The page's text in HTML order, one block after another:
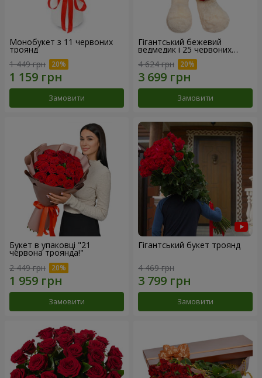
Монобукет з 11 червоних
троянд
1 449 грн
Замовити
Гігантський бежевий
ведмедик і 25 червоних
троянд
4 624 грн
Замовити
Букет в упаковці "21
червона троянда!"
2 449 грн
Замовити
Гігантський букет троянд
4 469 грн
Замовити